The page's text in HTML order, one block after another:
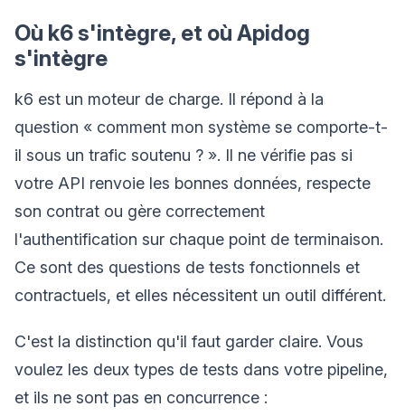
Où k6 s'intègre, et où Apidog
s'intègre
k6 est un moteur de charge. Il répond à la
question « comment mon système se comporte-t-
il sous un trafic soutenu ? ». Il ne vérifie pas si
votre API renvoie les bonnes données, respecte
son contrat ou gère correctement
l'authentification sur chaque point de terminaison.
Ce sont des questions de tests fonctionnels et
contractuels, et elles nécessitent un outil différent.
C'est la distinction qu'il faut garder claire. Vous
voulez les deux types de tests dans votre pipeline,
et ils ne sont pas en concurrence :